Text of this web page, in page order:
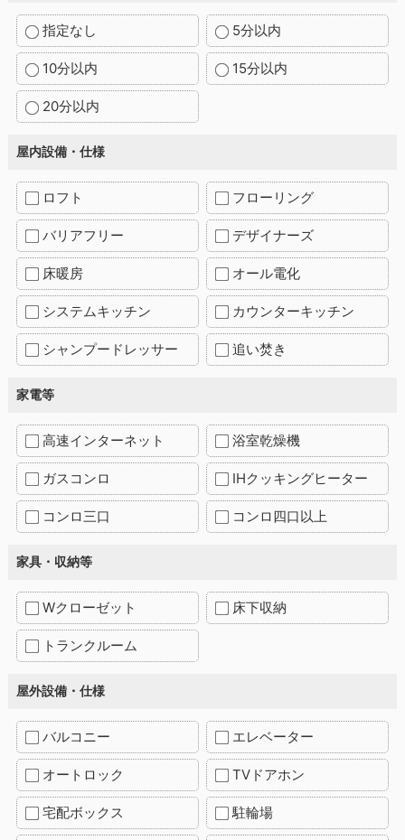
指定なし 5分以内
10分以内 15分以内
20分以内
屋内設備・仕様
ロフト フローリング
バリアフリー デザイナーズ
床暖房 オール電化
システムキッチン カウンターキッチン
シャンプードレッサー 追い焚き
家電等
高速インターネット 浴室乾燥機
ガスコンロ IHクッキングヒーター
コンロ三口 コンロ四口以上
家具・収納等
Wクローゼット 床下収納
トランクルーム
屋外設備・仕様
バルコニー エレベーター
オートロック TVドアホン
宅配ボックス 駐輪場